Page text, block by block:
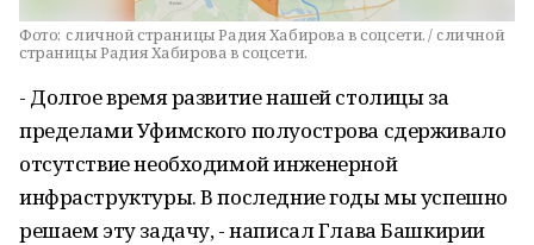
Фото: c личной страницы Радия Хабирова в соцсети. / c личной
страницы Радия Хабирова в соцсети.
- Долгое время развитие нашей столицы за
пределами Уфимского полуострова сдерживало
отсутствие необходимой инженерной
инфраструктуры. В последние годы мы успешно
решаем эту задачу, - написал Глава Башкирии